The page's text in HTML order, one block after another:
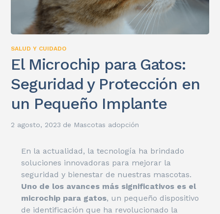
SALUD Y CUIDADO
El Microchip para Gatos:
Seguridad y Protección en
un Pequeño Implante
2 agosto, 2023 de Mascotas adopción
En la actualidad, la tecnología ha brindado
soluciones innovadoras para mejorar la
seguridad y bienestar de nuestras mascotas.
Uno de los avances más significativos es el
microchip para gatos, un pequeño dispositivo
de identificación que ha revolucionado la